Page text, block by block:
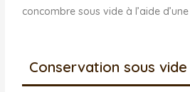
concombre sous vide à l’aide
Conservation sous